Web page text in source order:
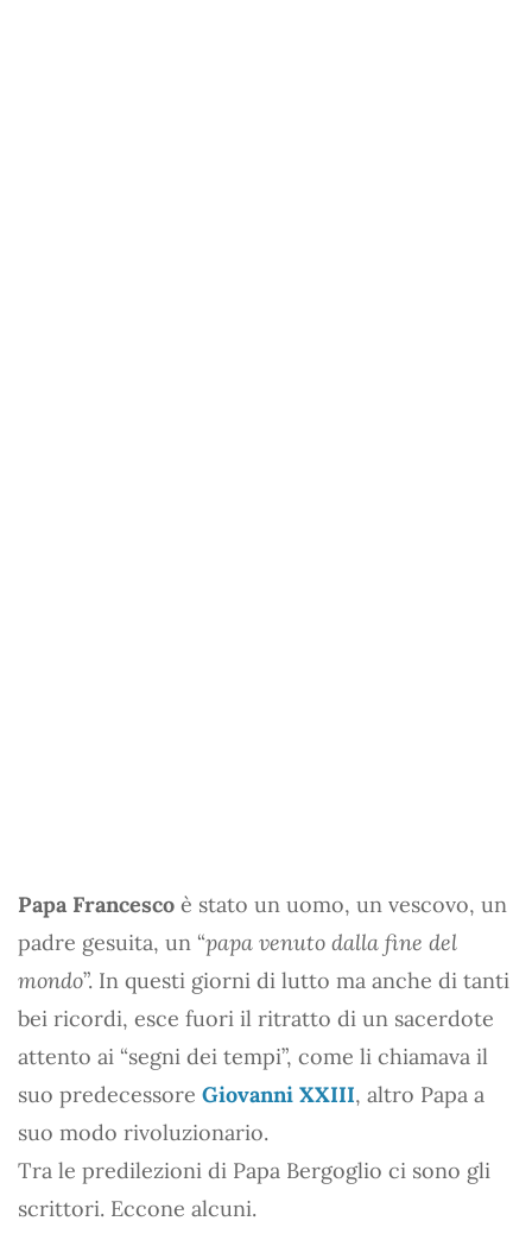
Papa Francesco è stato un uomo, un vescovo, un
padre gesuita, un “papa venuto dalla fine del
mondo”. In questi giorni di lutto ma anche di tanti
bei ricordi, esce fuori il ritratto di un sacerdote
attento ai “segni dei tempi”, come li chiamava il
suo predecessore Giovanni XXIII, altro Papa a
suo modo rivoluzionario.
Tra le predilezioni di Papa Bergoglio ci sono gli
scrittori. Eccone alcuni.